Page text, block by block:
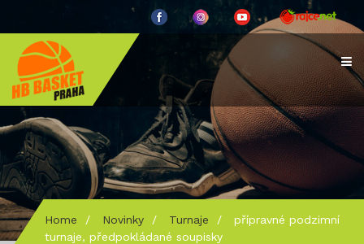
Home / Novinky / Turnaje /
přípravné podzimní
turnaje, předpokládané soupisky